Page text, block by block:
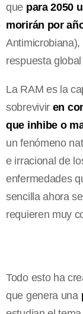
que para 2050
morirán por
respuesta
La RAM es la
sobrevivir en
que inhibe o
un fenómeno
e irracional de
enfermedades
sencilla ahora
requieren muy
Todo esto ha
que genera una